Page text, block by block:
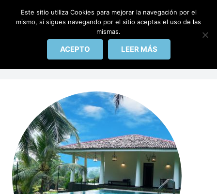
IBERICAPOOL
ACCESORIOS
CONTACTO
BLOG
Etiqueta: terraza
Este sitio utiliza Cookies para mejorar la navegación por el
mismo, si sigues navegando por el sitio aceptas el uso de las
mismas.
ACEPTO LEER MÁS